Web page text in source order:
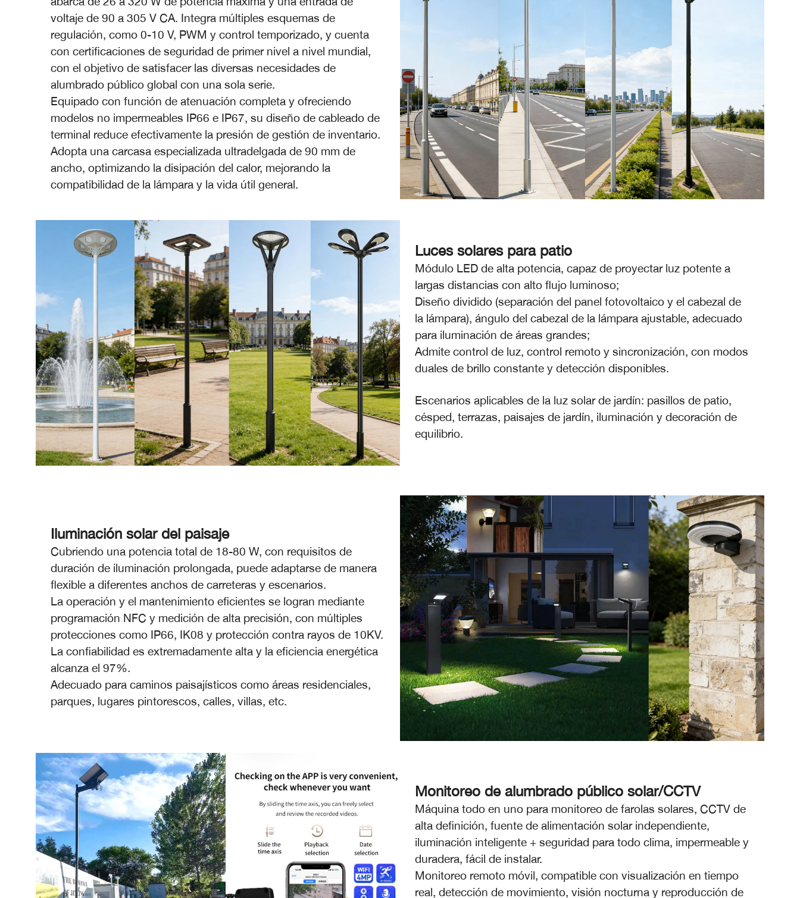
voltaje de 90 a 305 V CA. Integra múltiples esquemas de
regulación, como 0-10 V, PWM y control temporizado, y cuenta
con certificaciones de seguridad de primer nivel a nivel mundial,
con el objetivo de satisfacer las diversas necesidades de
alumbrado público global con una sola serie.
Equipado con función de atenuación completa y ofreciendo
modelos no impermeables IP66 e IP67, su diseño de cableado de
terminal reduce efectivamente la presión de gestión de inventario.
Adopta una carcasa especializada ultradelgada de 90 mm de
ancho, optimizando la disipación del calor, mejorando la
compatibilidad de la lámpara y la vida útil general.
Luces solares para patio
Módulo LED de alta potencia, capaz de proyectar luz potente a
largas distancias con alto flujo luminoso;
Diseño dividido (separación del panel fotovoltaico y el cabezal de
la lámpara), ángulo del cabezal de la lámpara ajustable, adecuado
para iluminación de áreas grandes;
Admite control de luz, control remoto y sincronización, con modos
duales de brillo constante y detección disponibles.
Escenarios aplicables de la luz solar de jardín: pasillos de patio,
césped, terrazas, paisajes de jardín, iluminación y decoración de
equilibrio.
Iluminación solar del paisaje
Cubriendo una potencia total de 18-80 W, con requisitos de
duración de iluminación prolongada, puede adaptarse de manera
flexible a diferentes anchos de carreteras y escenarios.
La operación y el mantenimiento eficientes se logran mediante
programación NFC y medición de alta precisión, con múltiples
protecciones como IP66, IK08 y protección contra rayos de 10KV.
La confiabilidad es extremadamente alta y la eficiencia energética
alcanza el 97%.
Adecuado para caminos paisajísticos como áreas residenciales,
parques, lugares pintorescos, calles, villas, etc.
Monitoreo de alumbrado público solar/CCTV
Máquina todo en uno para monitoreo de farolas solares, CCTV de
alta definición, fuente de alimentación solar independiente,
iluminación inteligente + seguridad para todo clima, impermeable y
duradera, fácil de instalar.
Monitoreo remoto móvil, compatible con visualización en tiempo
real, detección de movimiento, visión nocturna y reproducción de